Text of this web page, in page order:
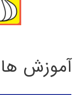
آموزش ها